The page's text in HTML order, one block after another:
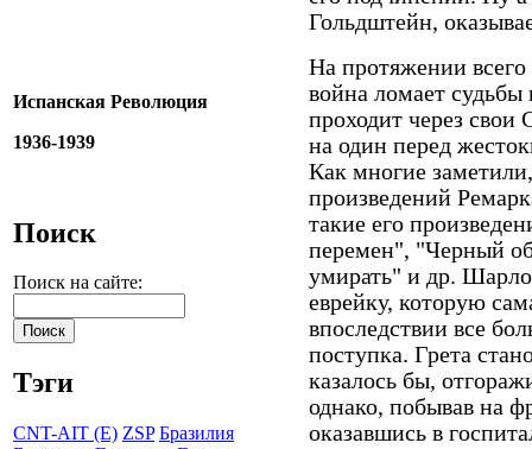
Испанская Революция
1936-1939
Поиск
Поиск на сайте:
Тэги
CNT-AIT (E) ZSP Бразилия
Гольдштейн,
На протяжении
война ломает
проходит через свои
на один перед
Как многие
произведений
такие его
перемен", "Черный
умирать" и др.
еврейку, которую
впоследствии все
поступка. Грета
казалось бы,
однако, побывав на
оказавшись в